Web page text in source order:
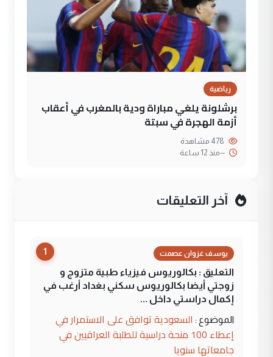
رياضية
برشلونة يلغي مباراة ودية بالمغرب في أعقاب
أزمة الهجرة في سبتة
--منذ 12 ساعة
آخر التعليقات
1 يوسف غزوان عصمت
التعليق : بكالوريوس فيزياء طبية متزوج و
زوجتي أيضا بكالوريوس سكني بغداد أرغب في
إكمال دراستي داخل ...
الموضوع : السعودية توافق على الاستمرار في
إعطاء 100 منحة دراسية للطلبة العراقيين في
جامعاتها سنويا